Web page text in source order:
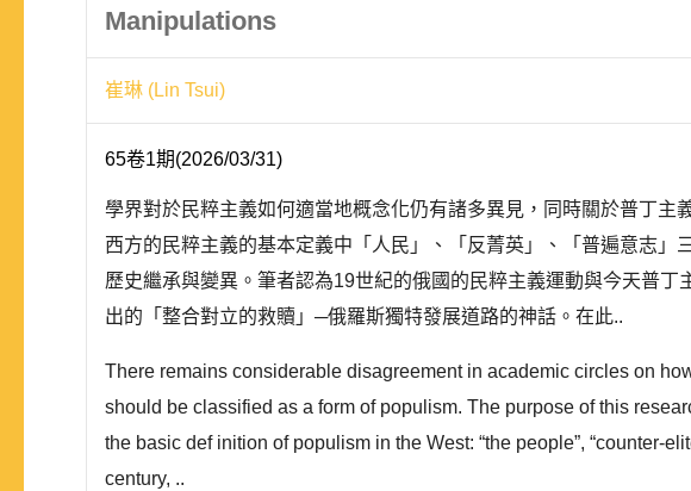
Manipulations
崔琳 (Lin Tsui)
65卷1期(2026/03/31)
學界對於民粹主義如何適當地概念化仍有諸多異見，同時關於普丁
西方的民粹主義的基本定義中「人民」、「反菁英」、「普遍意志
歷史繼承與變異。筆者認為19世紀的俄國的民粹主義運動與今天普
出的「整合對立的救贖」─俄羅斯獨特發展道路的神話。在此..
There remains considerable disagreement in academic circles on
should be classified as a form of populism. The purpose of this
the basic def inition of populism in the West: “the people”, “counter-
century, ..